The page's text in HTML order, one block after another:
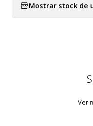
Mostrar stock de
Ver